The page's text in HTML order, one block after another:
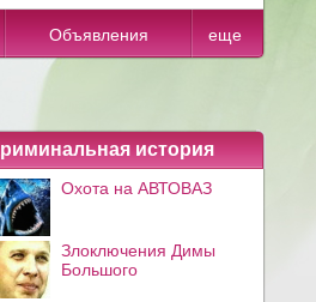
Объявления еще
история
Охота на АВТОВАЗ
Злоключения Димы
Большого